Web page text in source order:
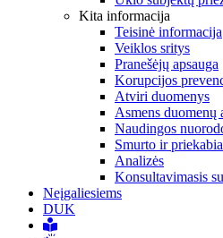
Kita informacija
Teisinė informacija
Veiklos sritys
Pranešėjų apsauga
Korupcijos
Atviri duomenys
Asmens duomenų
Naudingos
Smurto ir
Analizės
Konsultavimasis
Neįgaliesiems
DUK